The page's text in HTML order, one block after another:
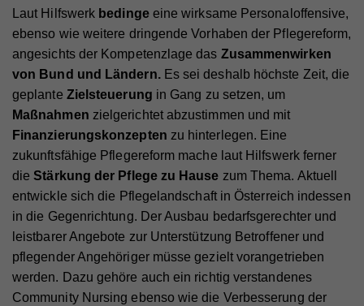
Laut Hilfswerk bedinge eine wirksame Personaloffensive,
ebenso wie weitere dringende Vorhaben der Pflegereform,
angesichts der Kompetenzlage das Zusammenwirken
von Bund und Ländern.Es sei deshalb höchste Zeit, die
geplante Zielsteuerung in Gang zu setzen, um
Maßnahmen zielgerichtet abzustimmen und mit
Finanzierungskonzepten zu hinterlegen. Eine
zukunftsfähige Pflegereform mache laut Hilfswerk ferner
dieStärkung der Pflege zu Hause zum Thema. Aktuell
entwickle sich die Pflegelandschaft in Österreich indessen
in die Gegenrichtung. Der Ausbau bedarfsgerechter und
leistbarer Angebote zur Unterstützung Betroffener und
pflegender Angehöriger müsse gezielt vorangetrieben
werden. Dazu gehöre auch ein richtig verstandenes
Community Nursing ebenso wie die Verbesserung der
Anbieter Hilfswerk
Speichert die Farbkontrasteinstellung der
Barrierefreileiste.
Name VISITOR_INFO1_LIVE
Anbieter YouTube
Laufzeit 179 Tage
Versucht, die Benutzerbandbreite auf Seiten mit
integrierten YouTube-Videos zu schätzen.
Name vuid
Anbieter Vimeo
Laufzeit 2 Jahre
Anbieter Facebook
Zweck
Wird von Facebook genutzt, um eine Reihe von
Werbeprodukten anzuzeigen, zum Beispiel
Anbieter Facebook
Laufzeit 90 Tage
Zweck
Beinhaltet eine eindeutige Browser und Benutzer
ID, die für gezielte Werbung verwendet werden.
Statistik-Cookies helfen uns zu verstehen, wie Sie
mit unserer Webseite interagieren, indem
Informationen anonym gesammelt und gemeldet
werden. Die gesammelten Informationen helfen uns,
unser Webseitenangebot laufend zu verbessern.
Anbieter Google Analytics
Zweck
Registriert eine eindeutige ID, die verwendet wird,
um statistische Daten dazu, wie der Besucher die
Website nutzt, zu generieren.
Cookie-Informationen anzeigen
Externe Inhalte
Mit dieser Einstellung werden externe Inhalte auf
unserer Webseite zugelassen, die von Drittanbietern
stammen (z.B. Inlineframes). Dabei werden
technische Daten (z.B. IP-Adresse) automatisch an
die jeweiligen Drittanbieter übermittelt, damit deren
Einbindungen auf unserer Webseite angezeigt
werden können.